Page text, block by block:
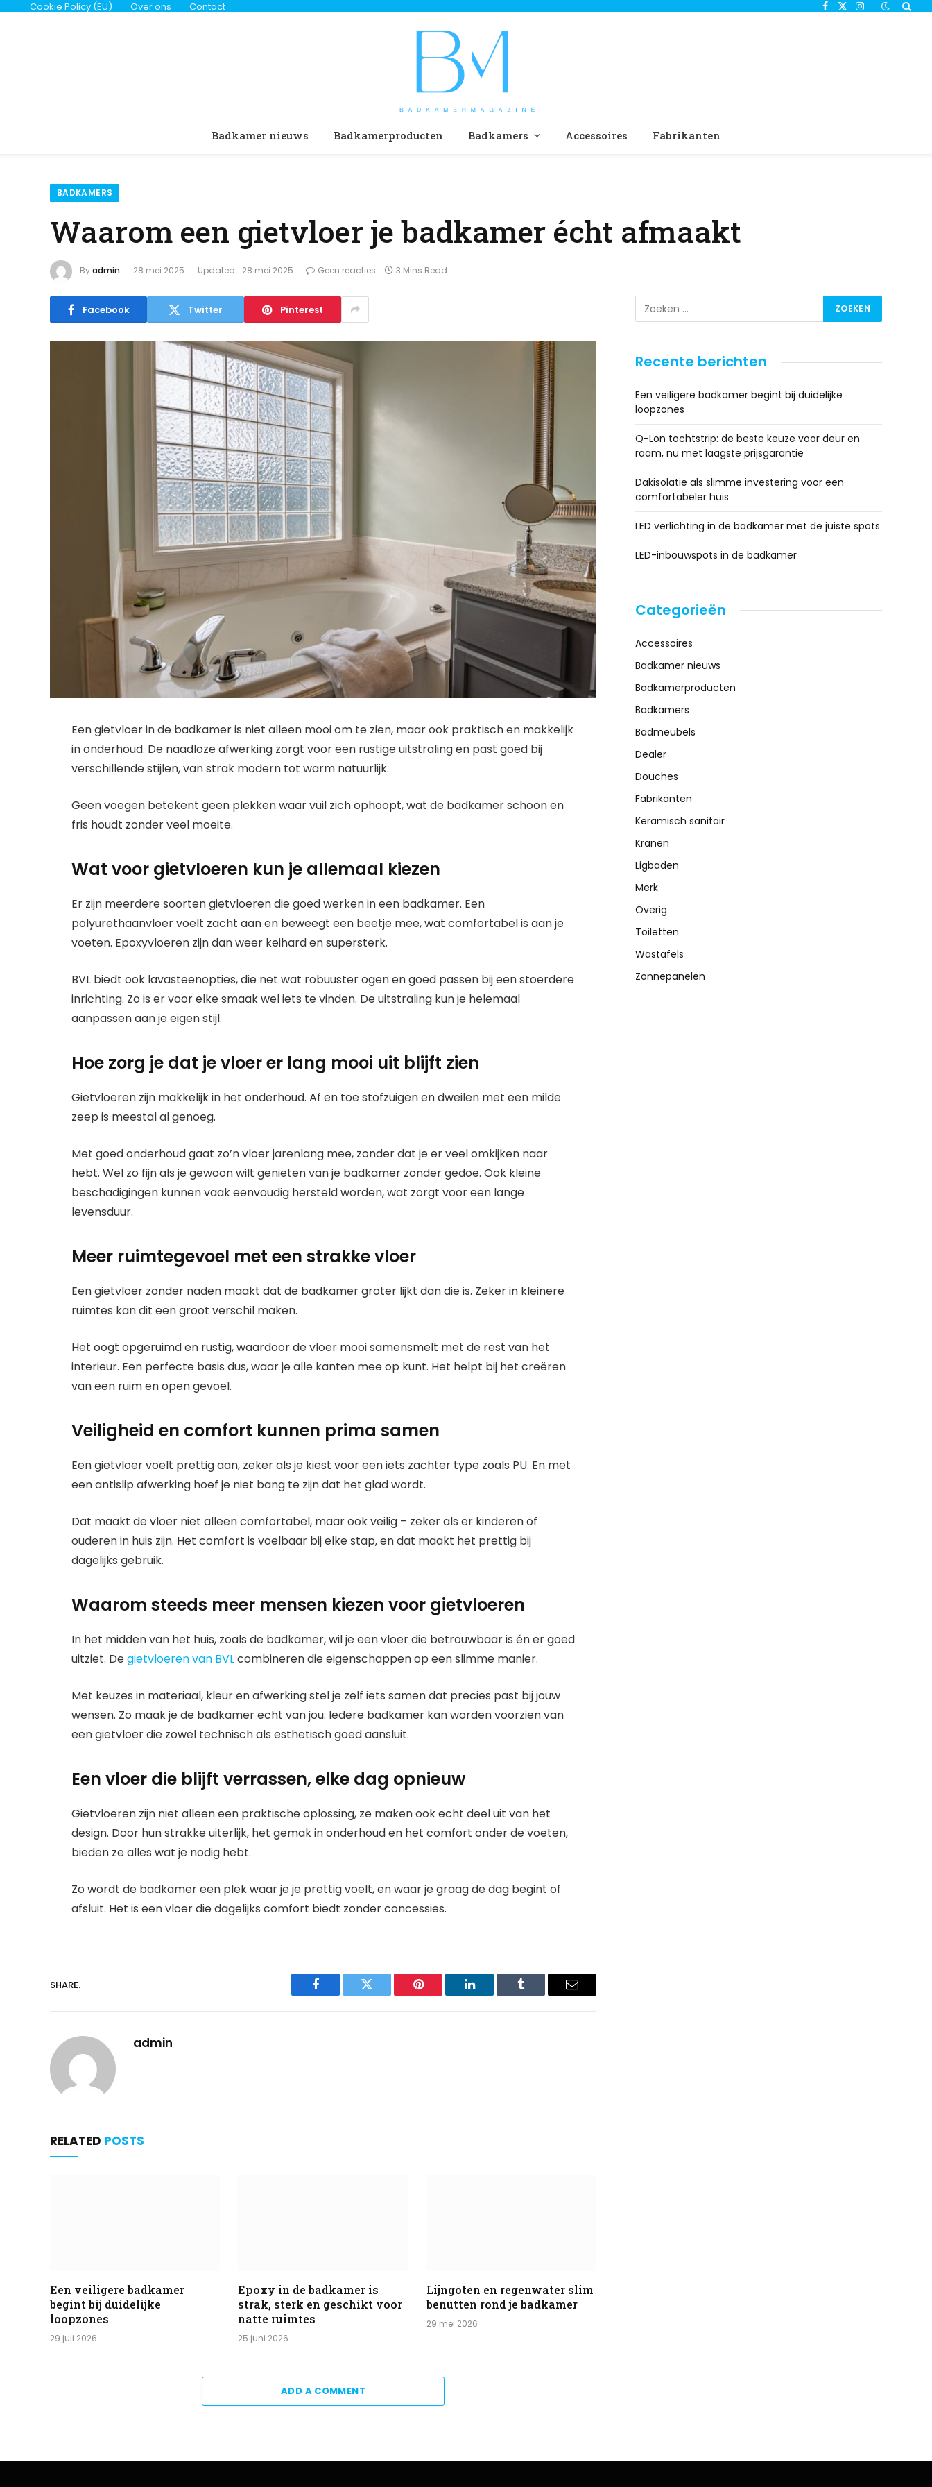
Cookie Policy (EU) Over ons Contact Facebook
X
Instagram
Badkamer nieuws Badkamerproducten Badkamers Accessoires Fabrikanten
BADKAMERS
Waarom een gietvloer je badkamer écht afmaakt
Byadmin 28 mei 2025 Updated: 28 mei 2025 Geen reacties 3 Mins Read
Facebook Twitter Pinterest
Een gietvloer in de badkamer is niet alleen mooi om te zien, maar ook praktisch en makkelijk
in onderhoud. De naadloze afwerking zorgt voor een rustige uitstraling en past goed bij
verschillende stijlen, van strak modern tot warm natuurlijk.
Geen voegen betekent geen plekken waar vuil zich ophoopt, wat de badkamer schoon en
fris houdt zonder veel moeite.
Wat voor gietvloeren kun je allemaal kiezen
Er zijn meerdere soorten gietvloeren die goed werken in een badkamer. Een
polyurethaanvloer voelt zacht aan en beweegt een beetje mee, wat comfortabel is aan je
voeten. Epoxyvloeren zijn dan weer keihard en supersterk.
BVL biedt ook lavasteenopties, die net wat robuuster ogen en goed passen bij een stoerdere
inrichting. Zo is er voor elke smaak wel iets te vinden. De uitstraling kun je helemaal
aanpassen aan je eigen stijl.
Hoe zorg je dat je vloer er lang mooi uit blijft zien
Gietvloeren zijn makkelijk in het onderhoud. Af en toe stofzuigen en dweilen met een milde
zeep is meestal al genoeg.
Met goed onderhoud gaat zo’n vloer jarenlang mee, zonder dat je er veel omkijken naar
hebt. Wel zo fijn als je gewoon wilt genieten van je badkamer zonder gedoe. Ook kleine
beschadigingen kunnen vaak eenvoudig hersteld worden, wat zorgt voor een lange
levensduur.
Meer ruimtegevoel met een strakke vloer
Een gietvloer zonder naden maakt dat de badkamer groter lijkt dan die is. Zeker in kleinere
ruimtes kan dit een groot verschil maken.
Het oogt opgeruimd en rustig, waardoor de vloer mooi samensmelt met de rest van het
interieur. Een perfecte basis dus, waar je alle kanten mee op kunt. Het helpt bij het creëren
van een ruim en open gevoel.
Veiligheid en comfort kunnen prima samen
Een gietvloer voelt prettig aan, zeker als je kiest voor een iets zachter type zoals PU. En met
een antislip afwerking hoef je niet bang te zijn dat het glad wordt.
Dat maakt de vloer niet alleen comfortabel, maar ook veilig – zeker als er kinderen of
ouderen in huis zijn. Het comfort is voelbaar bij elke stap, en dat maakt het prettig bij
dagelijks gebruik.
Waarom steeds meer mensen kiezen voor gietvloeren
In het midden van het huis, zoals de badkamer, wil je een vloer die betrouwbaar is én er goed
uitziet. Degietvloeren van BVLcombineren die eigenschappen op een slimme manier.
Met keuzes in materiaal, kleur en afwerking stel je zelf iets samen dat precies past bij jouw
wensen. Zo maak je de badkamer echt van jou. Iedere badkamer kan worden voorzien van
een gietvloer die zowel technisch als esthetisch goed aansluit.
Een vloer die blijft verrassen, elke dag opnieuw
Gietvloeren zijn niet alleen een praktische oplossing, ze maken ook echt deel uit van het
design. Door hun strakke uiterlijk, het gemak in onderhoud en het comfort onder de voeten,
bieden ze alles wat je nodig hebt.
Zo wordt de badkamer een plek waar je je prettig voelt, en waar je graag de dag begint of
afsluit. Het is een vloer die dagelijks comfort biedt zonder concessies.
SHARE.
Facebook Twitter Pinterest LinkedIn Tumblr Email
admin
RELATED POSTS
Een veiligere badkamer
begint bij duidelijke
loopzones
29 juli 2026
Epoxy in de badkamer is
strak, sterk en geschikt voor
natte ruimtes
25 juni 2026
Lijngoten en regenwater slim
benutten rond je badkamer
29 mei 2026
ADD A COMMENT
Recente berichten
Een veiligere badkamer begint bij duidelijke
loopzones
Q-Lon tochtstrip: de beste keuze voor deur en
raam, nu met laagste prijsgarantie
Dakisolatie als slimme investering voor een
comfortabeler huis
LED verlichting in de badkamer met de juiste spots
LED-inbouwspots in de badkamer
Categorieën
Accessoires
Badkamer nieuws
Badkamerproducten
Badkamers
Badmeubels
Dealer
Douches
Fabrikanten
Keramisch sanitair
Kranen
Ligbaden
Merk
Overig
Toiletten
Wastafels
Zonnepanelen